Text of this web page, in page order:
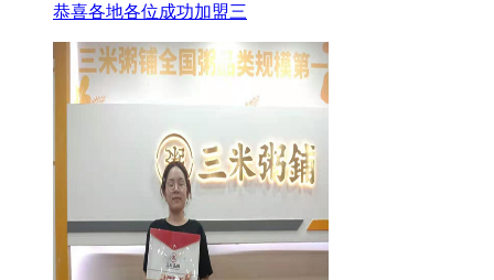
恭喜各地各位成功加盟三